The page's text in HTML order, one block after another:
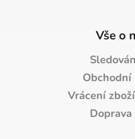
Vše o
Vrácení